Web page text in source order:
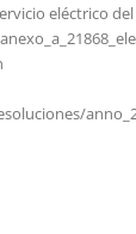
eléctrico del